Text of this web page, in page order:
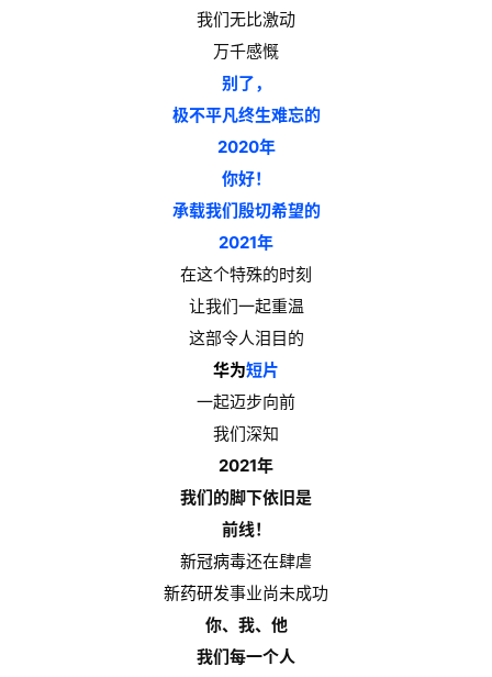
我们无比激动
万千感慨
别了，
极不平凡终生难忘的
2020年
你好！
承载我们殷切希望的
2021年
在这个特殊的时刻
让我们一起重温
这部令人泪目的
华为短片
一起迈步向前
我们深知
2021年
我们的脚下依旧是
前线！
新冠病毒还在肆虐
新药研发事业尚未成功
你、我、他
我们每一个人